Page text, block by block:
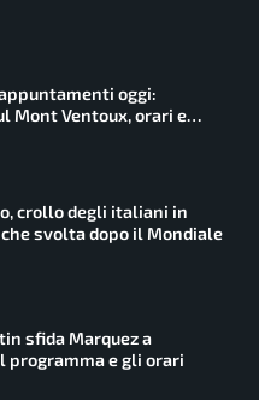
oggi:
Mont Ventoux, orari e
crollo degli italiani in
svolta dopo il Mondiale
sfida Marquez a
programma e gli orari